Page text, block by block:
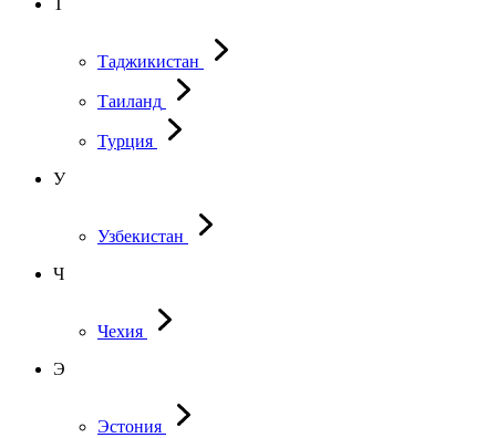
Т
Таджикистан
Таиланд
Турция
У
Узбекистан
Ч
Чехия
Э
Эстония